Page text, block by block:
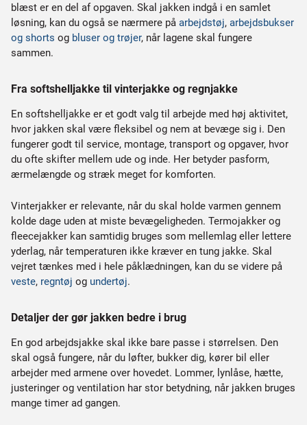
blæst er en del af opgaven. Skal jakken indgå i en samlet
løsning, kan du også se nærmere på arbejdstøj, arbejdsbukser
og shorts og bluser og trøjer, når lagene skal fungere
sammen.
Fra softshelljakke til vinterjakke og regnjakke
En softshelljakke er et godt valg til arbejde med høj aktivitet,
hvor jakken skal være fleksibel og nem at bevæge sig i. Den
fungerer godt til service, montage, transport og opgaver, hvor
du ofte skifter mellem ude og inde. Her betyder pasform,
ærmelængde og stræk meget for komforten.
Vinterjakker er relevante, når du skal holde varmen gennem
kolde dage uden at miste bevægeligheden. Termojakker og
fleecejakker kan samtidig bruges som mellemlag eller lettere
yderlag, når temperaturen ikke kræver en tung jakke. Skal
vejret tænkes med i hele påklædningen, kan du se videre på
veste, regntøj og undertøj.
Detaljer der gør jakken bedre i brug
En god arbejdsjakke skal ikke bare passe i størrelsen. Den
skal også fungere, når du løfter, bukker dig, kører bil eller
arbejder med armene over hovedet. Lommer, lynlåse, hætte,
justeringer og ventilation har stor betydning, når jakken bruges
mange timer ad gangen.